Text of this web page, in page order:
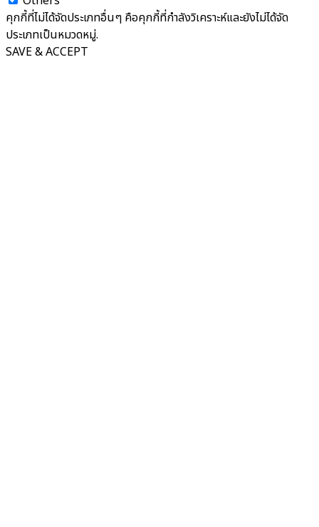
คุกกี้ที่ไม่ได้จัดประเภทอื่นๆ คือคุกกี้ที่กำลังวิเคราะห์และยังไม่ได้จัด
ประเภทเป็นหมวดหมู่.
SAVE & ACCEPT